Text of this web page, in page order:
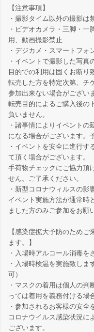
【注意事項】
・撮影タイム以外の撮影は
・ビデオカメラ・三脚・
用、動画撮影禁止
・デジカメ・スマートフォ
・イベントで撮影した写真
目的での利用は固くお断り
転売した方を特定次第、チ
参加出来ない場合がござい
転売目的によるご購入後の
負いません。
・諸事情によりイベント
になる場合がございます。
・イベントを安全に進行
て頂く場合がございます。
手荷物チェックにご協力頂
せん。ご了承ください。
・新型コロナウィルスの影
イベント実施方法が通常時
ました方のみご参加をお願
【感染症拡大予防のため
ます。】
・入場時アルコール消毒を
・入場時検温を実施致し
可）
・マスクの着用は個人の判
っては着用を義務付ける場
・参加されるお客様の安
コロナウイルス感染状況に
ございます。